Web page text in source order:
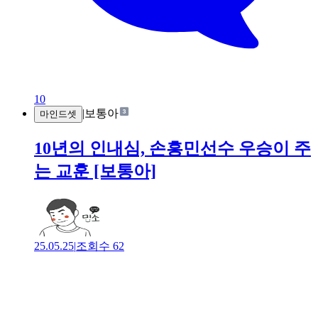
10
마인드셋 | 보통아
10년의 인내심, 손흥민선수 우승이 주
는 교훈 [보통아]
25.05.25|조회수 62